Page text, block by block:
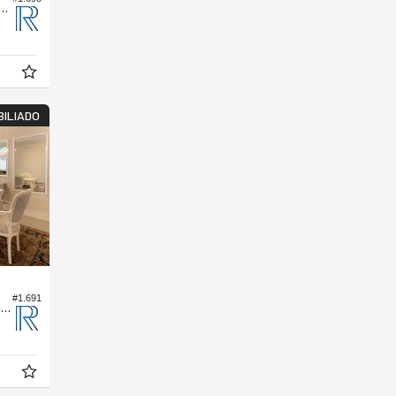
Costa Splendida
#1.691
Apartamento no Edifício Sistina Tower